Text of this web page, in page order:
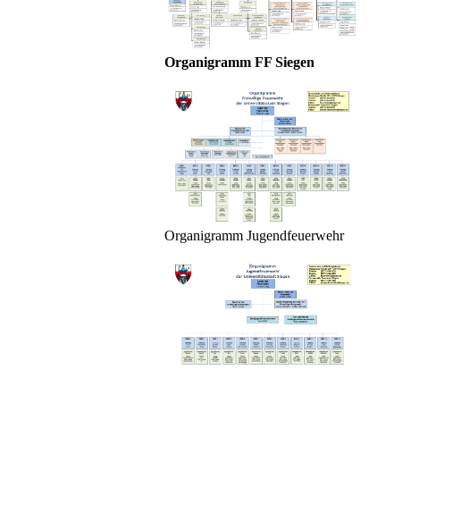
Organigramm FF Siegen
Organigramm Jugendfeuerwehr